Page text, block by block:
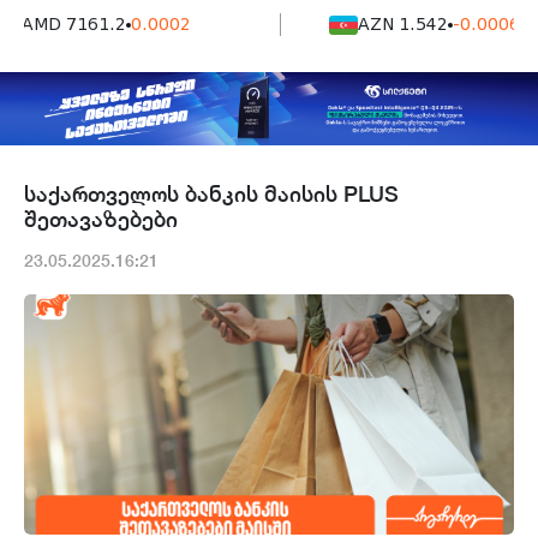
AMD 7161.2 0.0002 AZN 1.542 -0.0006
საქართველოს ბანკის მაისის PLUS
შეთავაზებები
23.05.2025.16:21